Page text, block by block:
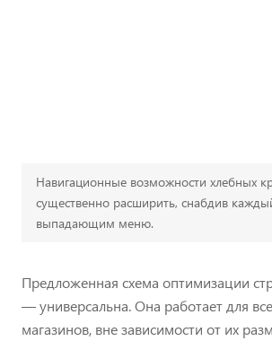
Навигационные возможности хлебных
существенно расширить, снабдив
выпадающим меню.
Предложенная схема оптимизации
— универсальна. Она работает для
магазинов, вне зависимости от их